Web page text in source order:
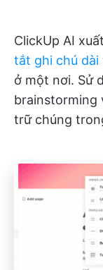
ClickUp AI
tắt ghi chú dài
ở một nơi. Sử
brainstorming
trữ chúng